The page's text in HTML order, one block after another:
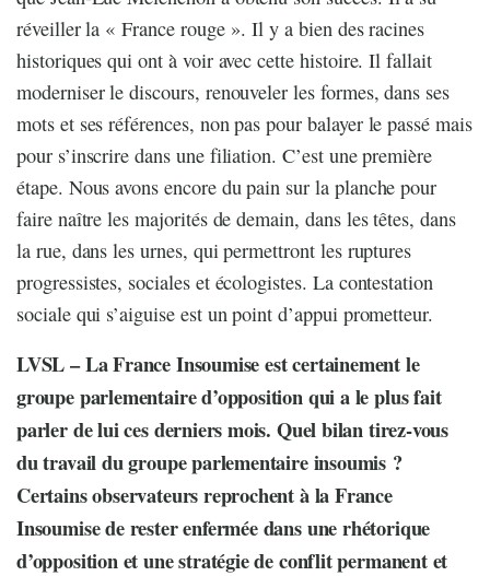
réveiller la « France rouge ». Il y a bien des racines
historiques qui ont à voir avec cette histoire. Il fallait
moderniser le discours, renouveler les formes, dans ses
mots et ses références, non pas pour balayer le passé mais
pour s’inscrire dans une filiation. C’est une première
étape. Nous avons encore du pain sur la planche pour
faire naître les majorités de demain, dans les têtes, dans
la rue, dans les urnes, qui permettront les ruptures
progressistes, sociales et écologistes. La contestation
sociale qui s’aiguise est un point d’appui prometteur.
LVSL – La France Insoumise est certainement le
groupe parlementaire d’opposition qui a le plus fait
parler de lui ces derniers mois. Quel bilan tirez-vous
du travail du groupe parlementaire insoumis ?
Certains observateurs reprochent à la France
Insoumise de rester enfermée dans une rhétorique
d’opposition et une stratégie de conflit permanent et